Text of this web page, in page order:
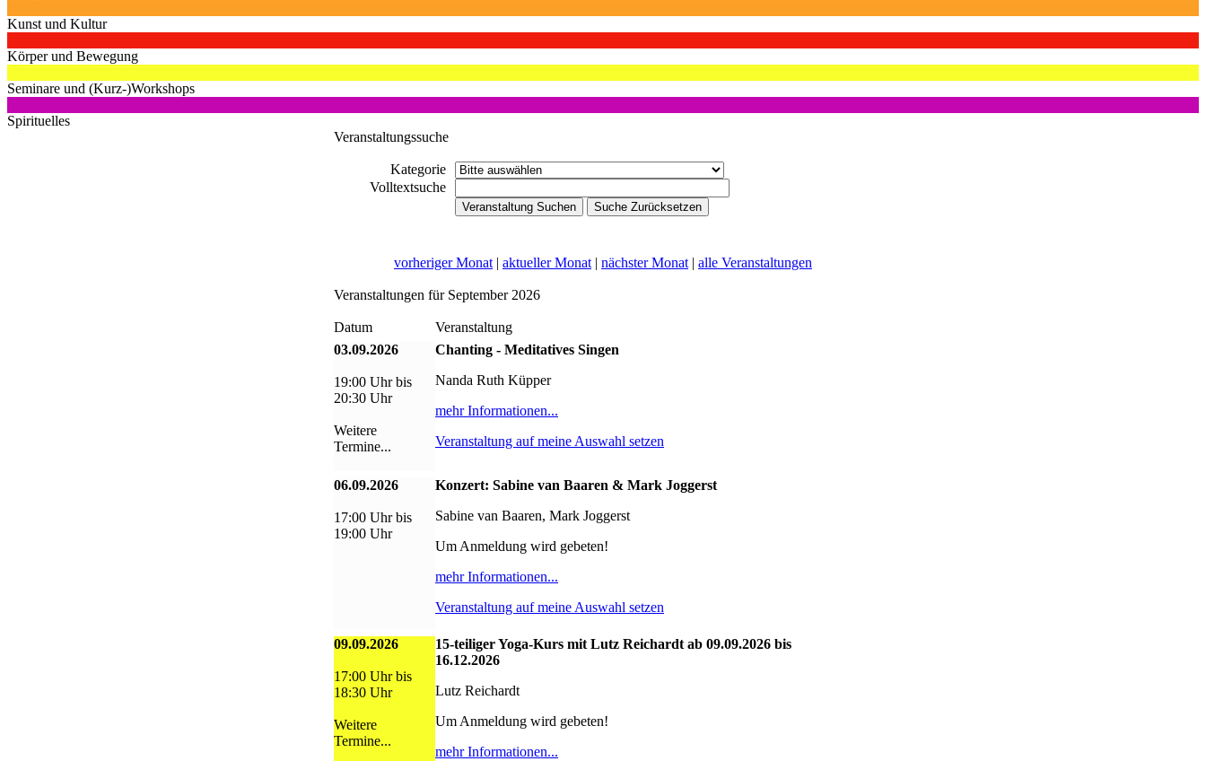
Kunst und Kultur
Körper und Bewegung
Seminare und (Kurz-)Workshops
Spirituelles
Veranstaltungssuche
Kategorie
Volltextsuche
vorheriger Monat | aktueller Monat | nächster Monat | alle Veranstaltungen
Veranstaltungen für September 2026
Datum
Veranstaltung
03.09.2026
19:00 Uhr bis
20:30 Uhr
Weitere
Termine...
Chanting - Meditatives Singen
Nanda Ruth Küpper
mehr Informationen...
Veranstaltung auf meine Auswahl setzen
06.09.2026
17:00 Uhr bis
19:00 Uhr
Konzert: Sabine van Baaren & Mark Joggerst
Sabine van Baaren, Mark Joggerst
Um Anmeldung wird gebeten!
mehr Informationen...
Veranstaltung auf meine Auswahl setzen
09.09.2026
17:00 Uhr bis
18:30 Uhr
Weitere
Termine...
15-teiliger Yoga-Kurs mit Lutz Reichardt ab 09.09.2026 bis
16.12.2026
Lutz Reichardt
Um Anmeldung wird gebeten!
mehr Informationen...